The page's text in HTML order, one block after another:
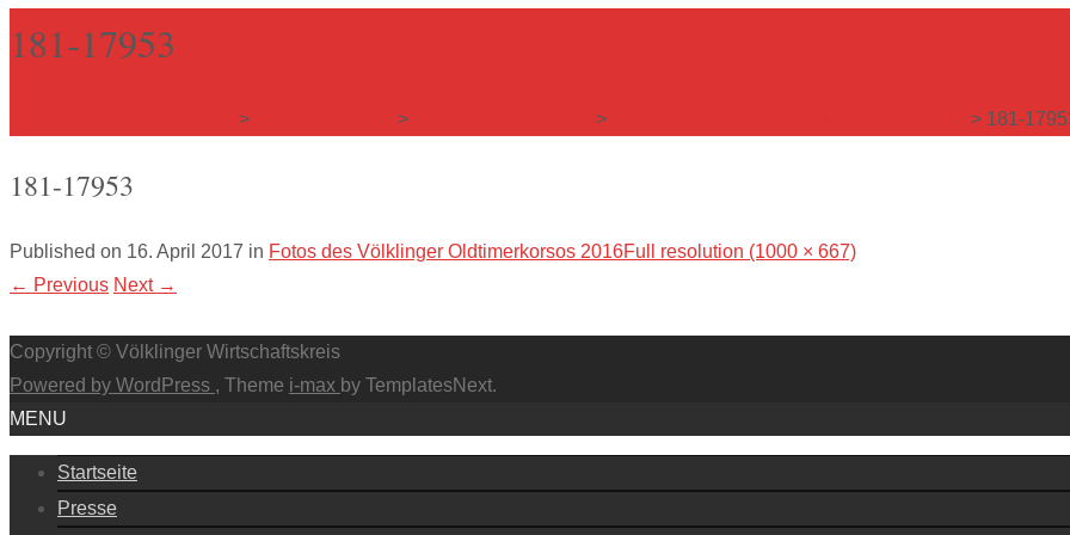
181-17953
> > > > 181-
181-17953
Published on 16. April 2017 in Fotos des Völklinger Oldtimerkorsos 2016Full resolution (1000 × 667)
← Previous Next →
Copyright © Völklinger Wirtschaftskreis
Powered by WordPress , Theme i-max by TemplatesNext.
MENU
Startseite
Presse